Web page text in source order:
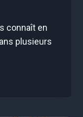
connaît en
plusieurs